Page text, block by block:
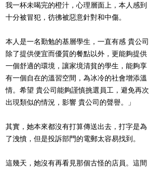
我一杯未喝完的橙汁，心理層面上，本人感到
十分被冒犯，彷彿被惡意針對和中傷。
本人是一名勤勉的基層學生，一直有感 貴公司
除了提供便宜而優質的餐點以外，更能夠提供
一個舒適的環境，讓家境清貧的學生，能夠享
有一個自在的溫習空間，為冰冷的社會增添溫
情。希望 貴公司能夠謹慎挑選員工，避免再次
出現類似的情況，影響 貴公司的聲譽。」
其實，她本來都沒有打算傳送出去，打字是為
了洩憤，但是投訴部門的電郵太容易找到。
這幾天，她沒有再看見那個古怪的店員。這間